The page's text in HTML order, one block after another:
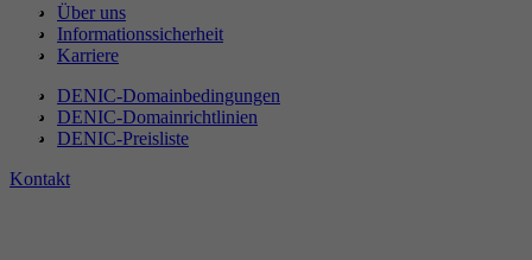
Über uns
Informationssicherheit
Karriere
DENIC-Domainbedingungen
DENIC-Domainrichtlinien
DENIC-Preisliste
Kontakt